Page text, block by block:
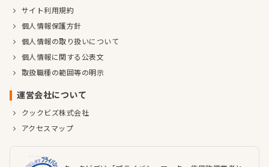
サイト利用規約
個人情報保護方針
個人情報の取り扱いについて
個人情報に関する公表文
取扱職種の範囲等の明示
運営会社について
クックビズ株式会社
アクセスマップ